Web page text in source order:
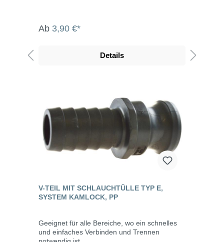
Ab 3,90 €*
Details
V-TEIL MIT SCHLAUCHTÜLLE TYP E,
SYSTEM KAMLOCK, PP
Geeignet für alle Bereiche, wo ein schnelles
und einfaches Verbinden und Trennen